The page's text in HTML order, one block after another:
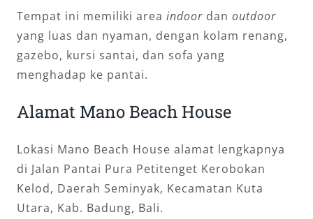
Tempat ini memiliki area indoordan outdoor
yang luas dan nyaman, dengan kolam renang,
gazebo, kursi santai, dan sofa yang
menghadap ke pantai.
Alamat Mano Beach House
Lokasi Mano Beach House alamat lengkapnya
di Jalan Pantai Pura Petitenget Kerobokan
Kelod, Daerah Seminyak, Kecamatan Kuta
Utara, Kab. Badung, Bali.